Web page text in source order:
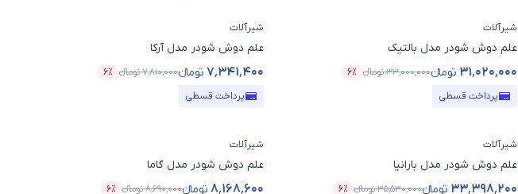
شیرآلات
علم دوش شودر مدل بالتیک
۳۱٬۰۲۰٬۰۰۰ تومانء۳۳٬۰۰۰٬۰۰۰تومانء
قیمت محصول
۶٪
درصد تخفیف
پرداخت قسطی
شیرآلات
علم دوش شودر مدل آرکا
۷٬۳۴۱٬۴۰۰ تومانء۷٬۸۱۰٬۰۰۰تومانء
قیمت محصول
۶٪
درصد تخفیف
پرداخت قسطی
شیرآلات
علم دوش شودر مدل بارانیا
۳۳٬۳۹۸٬۲۰۰ تومانء۳۵٬۵۳۰٬۰۰۰تومانء ۶٪
شیرآلات
علم دوش شودر مدل گاما
۸٬۱۶۸٬۶۰۰ تومانء۸٬۶۹۰٬۰۰۰تومانء ۶٪